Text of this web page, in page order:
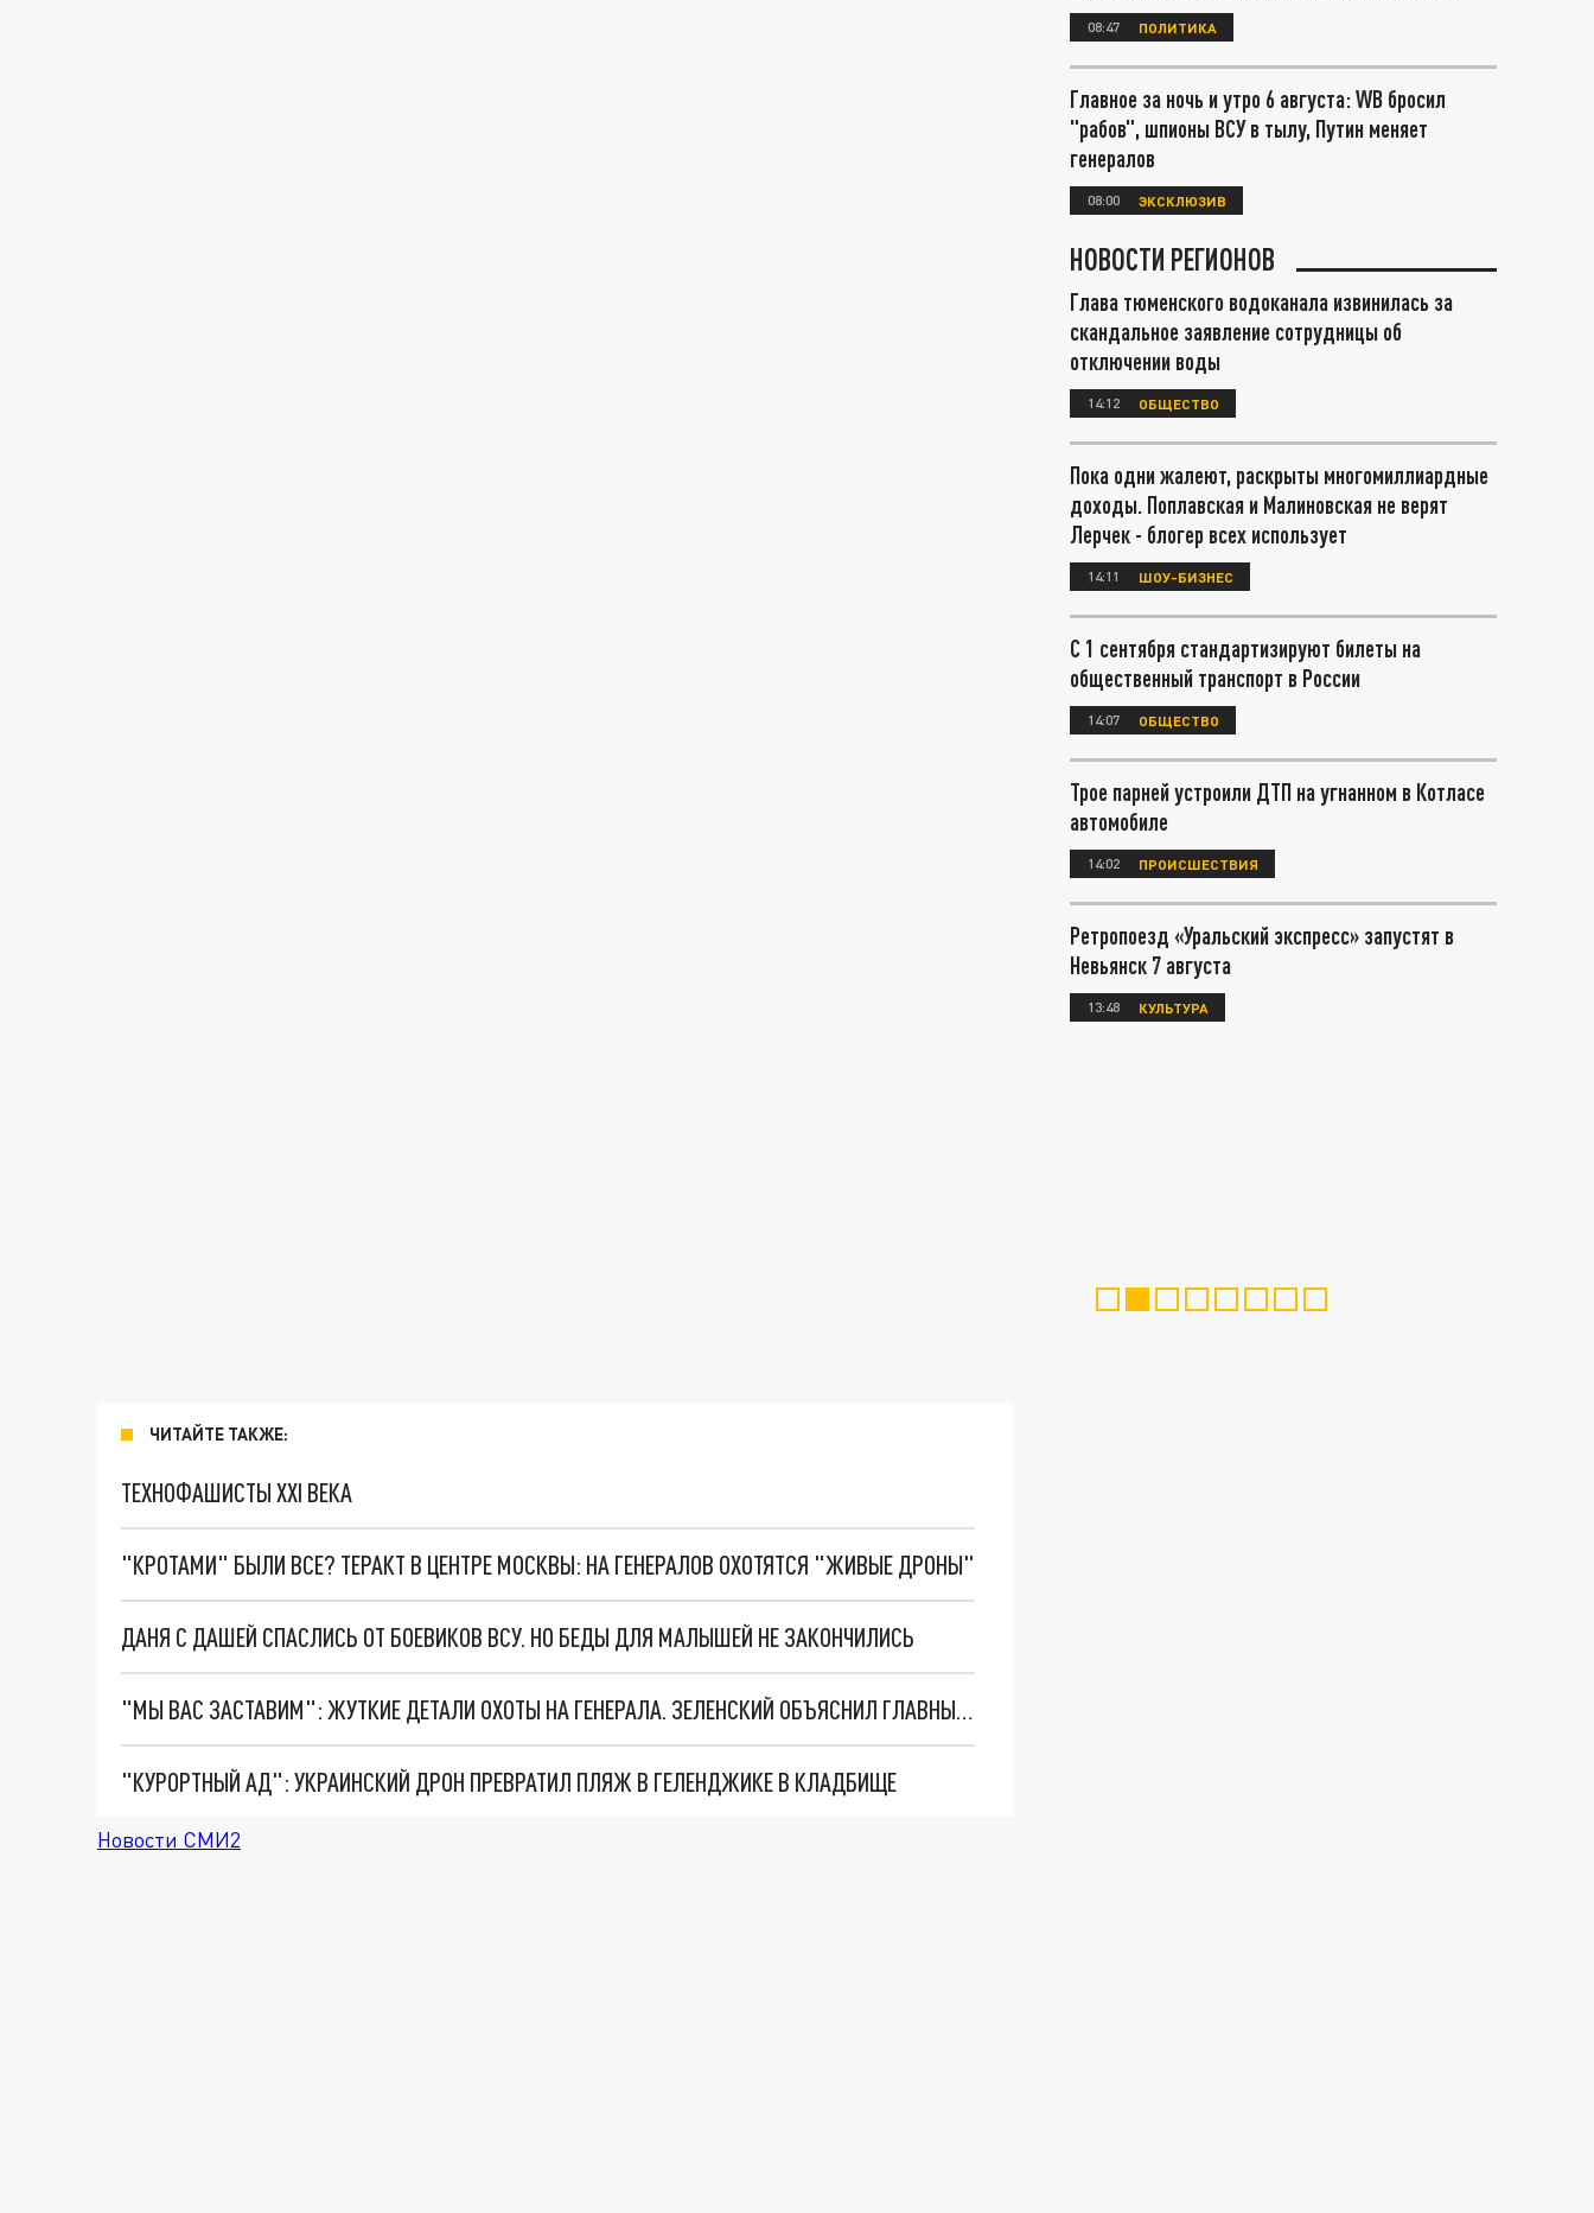
ЧИТАЙТЕ ТАКЖЕ:
ТЕХНОФАШИСТЫ XXI ВЕКА
"КРОТАМИ" БЫЛИ ВСЕ? ТЕРАКТ В ЦЕНТРЕ МОСКВЫ: НА ГЕНЕРАЛОВ ОХОТЯТСЯ "ЖИВЫЕ ДРОНЫ"
ДАНЯ С ДАШЕЙ СПАСЛИСЬ ОТ БОЕВИКОВ ВСУ. НО БЕДЫ ДЛЯ МАЛЫШЕЙ НЕ ЗАКОНЧИЛИСЬ
"МЫ ВАС ЗАСТАВИМ": ЖУТКИЕ ДЕТАЛИ ОХОТЫ НА ГЕНЕРАЛА. ЗЕЛЕНСКИЙ ОБЪЯСНИЛ ГЛАВНЫЙ СМЫСЛ ТЕРАКТА В ЦЕНТРЕ МОСКВЫ
"КУРОРТНЫЙ АД": УКРАИНСКИЙ ДРОН ПРЕВРАТИЛ ПЛЯЖ В ГЕЛЕНДЖИКЕ В КЛАДБИЩЕ
Новости СМИ2
08:47 ПОЛИТИКА
Главное за ночь и утро 6 августа: WB бросил
"рабов", шпионы ВСУ в тылу, Путин меняет
генералов
08:00 ЭКСКЛЮЗИВ
НОВОСТИ РЕГИОНОВ
Глава тюменского водоканала извинилась за
скандальное заявление сотрудницы об
отключении воды
14:12 ОБЩЕСТВО
Пока одни жалеют, раскрыты многомиллиардные
доходы. Поплавская и Малиновская не верят
Лерчек - блогер всех использует
14:11 ШОУ-БИЗНЕС
С 1 сентября стандартизируют билеты на
общественный транспорт в России
14:07 ОБЩЕСТВО
Трое парней устроили ДТП на угнанном в Котласе
автомобиле
14:02 ПРОИСШЕСТВИЯ
Ретропоезд «Уральский экспресс» запустят в
Невьянск 7 августа
13:48 КУЛЬТУРА